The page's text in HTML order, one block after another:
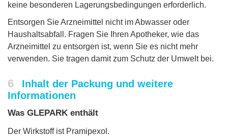
keine besonderen Lagerungsbedingungen erforderlich.
Entsorgen Sie Arzneimittel nicht im Abwasser oder
Haushaltsabfall. Fragen Sie Ihren Apotheker, wie das
Arzneimittel zu entsorgen ist, wenn Sie es nicht mehr
verwenden. Sie tragen damit zum Schutz der Umwelt bei.
6
Inhalt der Packung und weitere
Informationen
Was GLEPARK enthält
Der Wirkstoff ist Pramipexol.